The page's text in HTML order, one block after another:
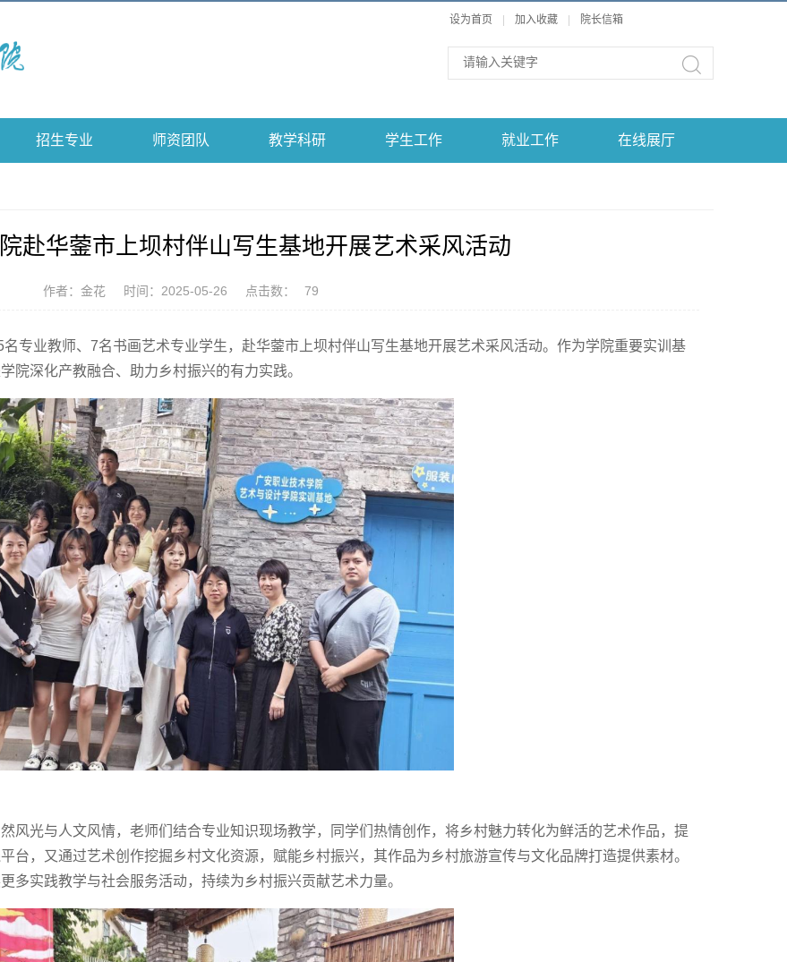
设为首页 加入收藏 院长信箱
招生专业 师资团队 教学科研 学生工作 就业工作 在线展厅
赴华蓥市上坝村伴山写生基地开展艺术采风活动​
作者：金花 时间：2025-05-26 点击数： 79
专业教师、7名书画艺术专业学生，赴华蓥市上坝村伴山写生基地开展艺术采风活动。作为学院重要实训基
院深化产教融合、助力乡村振兴的有力实践。
风光与人文风情，老师们结合专业知识现场教学，同学们热情创作，将乡村魅力转化为鲜活的艺术作品，提
台，又通过艺术创作挖掘乡村文化资源，赋能乡村振兴，其作品为乡村旅游宣传与文化品牌打造提供素材。
多实践教学与社会服务活动，持续为乡村振兴贡献艺术力量。